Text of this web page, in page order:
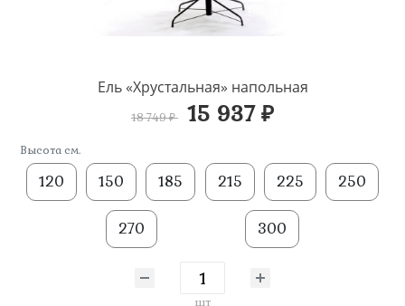
Ель «Хрустальная» напольная
18 749 ₽ 15 937 ₽
Высота см.
120 150 185 215 225 250
270 300
шт